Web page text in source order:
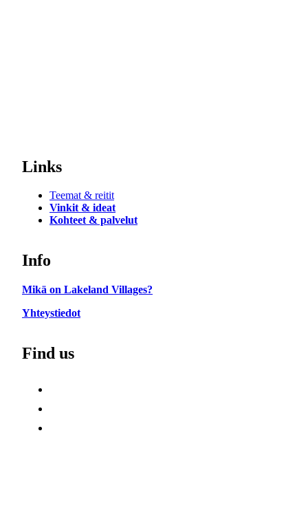
Links
Teemat & reitit
Vinkit & ideat
Kohteet & palvelut
Info
Mikä on Lakeland Villages?
Yhteystiedot
Find us